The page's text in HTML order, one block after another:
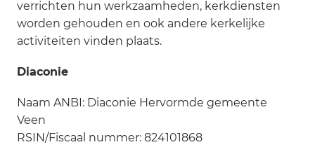
verrichten hun werkzaamheden, kerkdiensten
worden gehouden en ook andere kerkelijke
activiteiten vinden plaats.
Diaconie
Naam ANBI: Diaconie Hervormde gemeente
Veen
RSIN/Fiscaal nummer: 824101868